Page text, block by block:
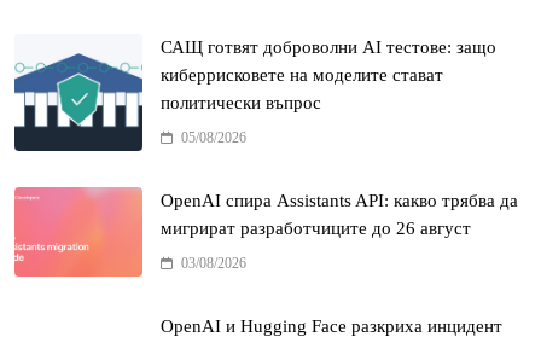
САЩ готвят доброволни AI тестове: защо
киберрисковете на моделите стават
политически въпрос
05/08/2026
OpenAI спира Assistants API: какво трябва да
мигрират разработчиците до 26 август
03/08/2026
OpenAI и Hugging Face разкриха инцидент